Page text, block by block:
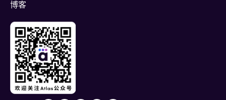
博客